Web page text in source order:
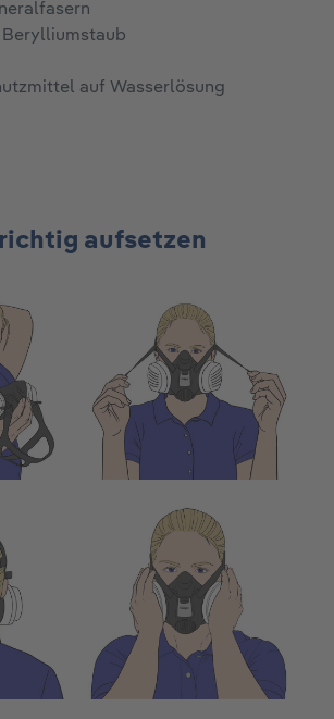
Berylliumstaub
auf Wasserlösung
richtig aufsetzen